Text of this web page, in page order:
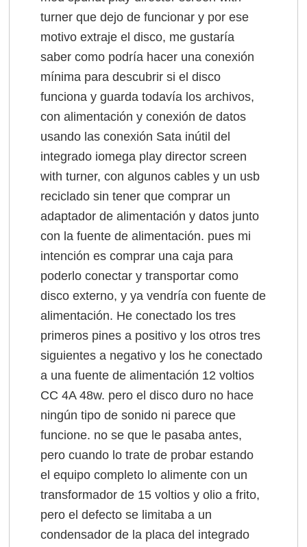
turner que dejo de funcionar y por ese
motivo extraje el disco, me gustaría
saber como podría hacer una conexión
mínima para descubrir si el disco
funciona y guarda todavía los archivos,
con alimentación y conexión de datos
usando las conexión Sata inútil del
integrado iomega play director screen
with turner, con algunos cables y un usb
reciclado sin tener que comprar un
adaptador de alimentación y datos junto
con la fuente de alimentación. pues mi
intención es comprar una caja para
poderlo conectar y transportar como
disco externo, y ya vendría con fuente de
alimentación. He conectado los tres
primeros pines a positivo y los otros tres
siguientes a negativo y los he conectado
a una fuente de alimentación 12 voltios
CC 4A 48w. pero el disco duro no hace
ningún tipo de sonido ni parece que
funcione. no se que le pasaba antes,
pero cuando lo trate de probar estando
el equipo completo lo alimente con un
transformador de 15 voltios y olio a frito,
pero el defecto se limitaba a un
condensador de la placa del integrado